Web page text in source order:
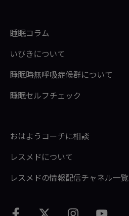
睡眠コラム
いびきについて
睡眠時無呼吸症候群について
睡眠セルフチェック
おはようコーチに相談
レスメドについて
レスメドの情報配信チャネル一覧